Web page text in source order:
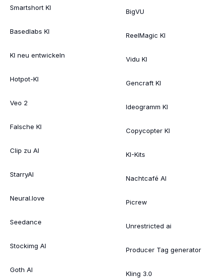
Smartshort KI
Basedlabs KI
KI neu entwickeln
Hotpot-KI
Veo 2
Falsche KI
Clip zu AI
StarryAI
Neural.love
Seedance
Stockimg AI
Goth AI
BigVU
ReelMagic KI
Vidu KI
Gencraft KI
Ideogramm KI
Copycopter KI
KI-Kits
Nachtcafé AI
Picrew
Unrestricted ai
Producer Tag generator
Kling 3.0